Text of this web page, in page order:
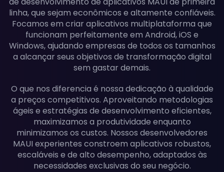
linha, que sejam econômicos e altamente confiáveis.
Focamos em criar aplicativos multiplataforma que
funcionam perfeitamente em Android, iOS e
Windows, ajudando empresas de todos os tamanhos
a alcançar seus objetivos de transformação digital
sem gastar demais.
O que nos diferencia é nossa dedicação à qualidade
a preços competitivos. Aproveitando metodologias
ágeis e estratégias de desenvolvimento eficientes,
maximizamos a produtividade enquanto
minimizamos os custos. Nossos desenvolvedores
MAUI experientes constroem aplicativos robustos,
escaláveis e de alto desempenho, adaptados às
necessidades exclusivas do seu negócio.